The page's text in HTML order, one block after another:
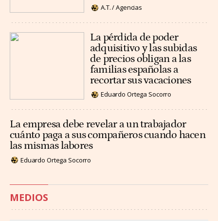
A.T. / Agencias
La pérdida de poder
adquisitivo y las subidas
de precios obligan a las
familias españolas a
recortar sus vacaciones
Eduardo Ortega Socorro
La empresa debe revelar a un trabajador
cuánto paga a sus compañeros cuando hacen
las mismas labores
Eduardo Ortega Socorro
MEDIOS